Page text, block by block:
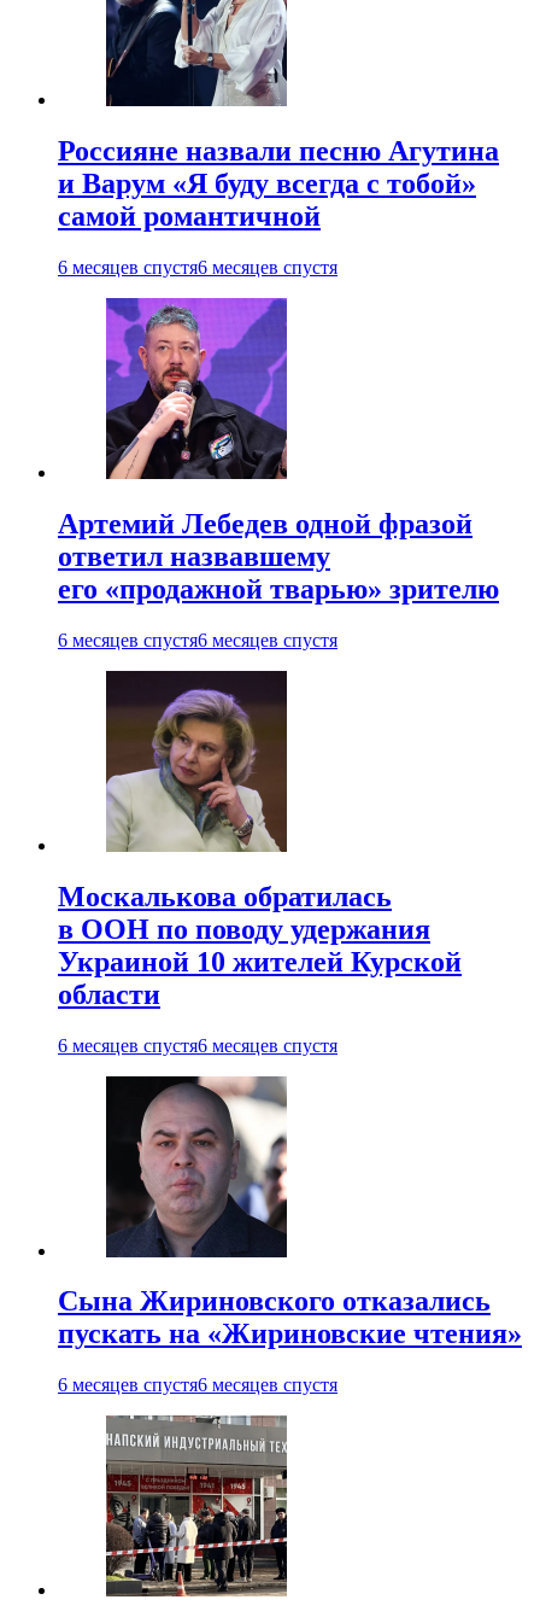
Россияне назвали песню Агутина
и Варум «Я буду всегда с тобой»
самой романтичной
6 месяцев спустя6 месяцев спустя
Артемий Лебедев одной фразой
ответил назвавшему
его «продажной тварью» зрителю
6 месяцев спустя6 месяцев спустя
Москалькова обратилась
в ООН по поводу удержания
Украиной 10 жителей Курской
области
6 месяцев спустя6 месяцев спустя
Сына Жириновского отказались
пускать на «Жириновские чтения»
6 месяцев спустя6 месяцев спустя